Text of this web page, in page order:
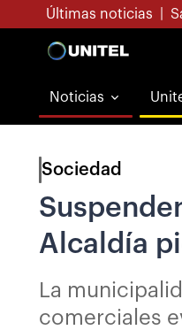
Últimas noticias
Noticias
Sociedad
Alcaldía
La
comerciales